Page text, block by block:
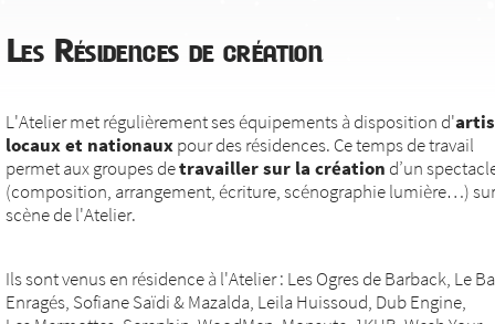
Les Résidences de création
L'Atelier met régulièrement ses équipements à disposition d'
locaux et nationaux pour des résidences. Ce temps de travail
permet aux groupes detravailler sur la création d’un
(composition, arrangement, écriture, scénographie lumière…)
scène de l'Atelier.
Ils sont venus en résidence à l'Atelier : Les Ogres de Barback, Le
Enragés, Sofiane Saïdi & Mazalda, Leila Huissoud, Dub Engine,